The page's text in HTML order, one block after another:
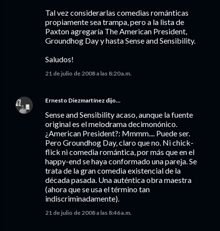
Tal vez considerarlas comedias románticas
propiamente sea trampa, pero a la lista de
Paxton agregaría The American President,
Groundhog Day y hasta Sense and Sensibility.
Saludos!
21 de julio de 2008 a las 8:20 a.m.
Ernesto Diezmartínez dijo…
Sense and Sensibility acaso, aunque la fuente
original es el melodrama decimonónico.
¿American President?: Mmmm.... Puede ser.
Pero Groundhog Day, claro que no. Ni chick-
flick ni comedia romántica, por más que en el
happy-end se haya conformado una pareja. Se
trata de la gran comedia existencial de la
década pasada. Una auténtica obra maestra
(ahora que se usa el término tan
indiscriminadamente).
21 de julio de 2008 a las 8:46 a.m.